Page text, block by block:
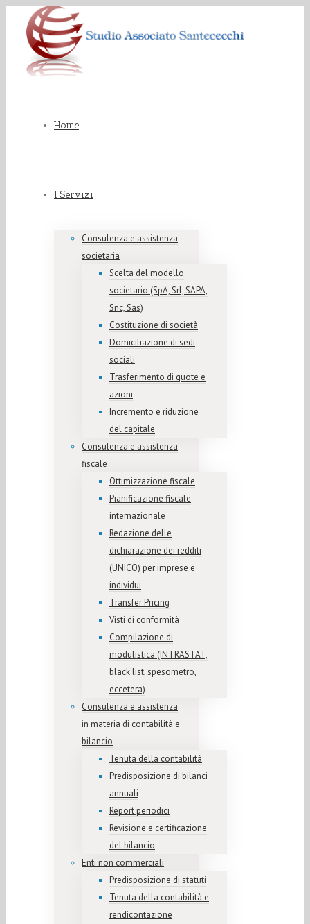
Home
I Servizi
Consulenza e assistenza
societaria
Scelta del modello
societario (SpA, Srl, SAPA,
Snc, Sas)
Costituzione di società
Domiciliazione di sedi
sociali
Trasferimento di quote e
azioni
Incremento e riduzione
del capitale
Consulenza e assistenza
fiscale
Ottimizzazione fiscale
Pianificazione fiscale
internazionale
Redazione delle
dichiarazione dei redditi
(UNICO) per imprese e
individui
Transfer Pricing
Visti di conformità
Compilazione di
modulistica (INTRASTAT,
black list, spesometro,
eccetera)
Consulenza e assistenza
in materia di contabilità e
bilancio
Tenuta della contabilità
Predisposizione di bilanci
annuali
Report periodici
Revisione e certificazione
del bilancio
Enti non commerciali
Predisposizione di statuti
Tenuta della contabilità e
rendicontazione